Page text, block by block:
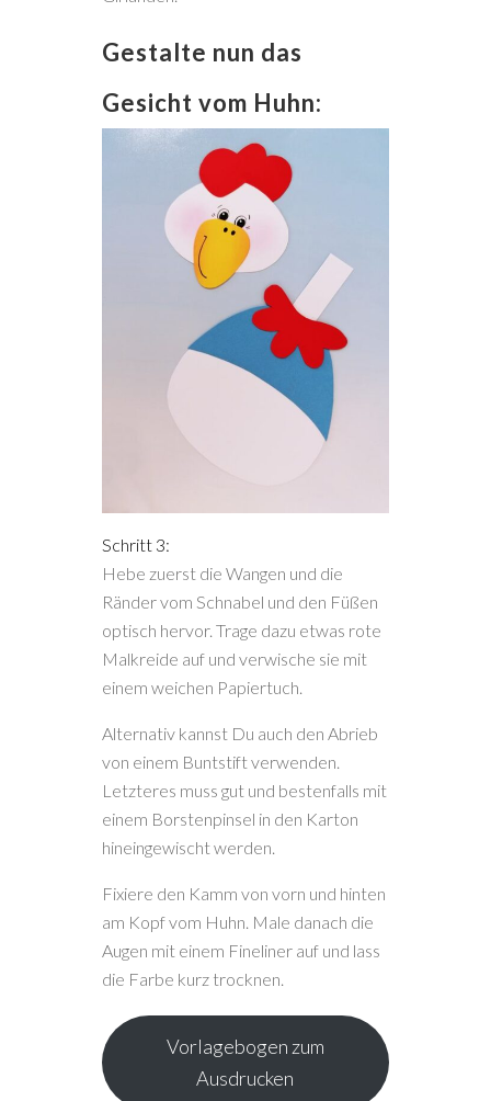
Gestalte nun das
Gesicht vom Huhn:
Schritt 3:
Hebe zuerst die Wangen und die
Ränder vom Schnabel und den Füßen
optisch hervor. Trage dazu etwas rote
Malkreide auf und verwische sie mit
einem weichen Papiertuch.
Alternativ kannst Du auch den Abrieb
von einem Buntstift verwenden.
Letzteres muss gut und bestenfalls mit
einem Borstenpinsel in den Karton
hineingewischt werden.
Fixiere den Kamm von vorn und hinten
am Kopf vom Huhn. Male danach die
Augen mit einem Fineliner auf und lass
die Farbe kurz trocknen.
Vorlagebogen zum
Ausdrucken